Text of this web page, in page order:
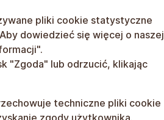
pliki cookie statystyczne
dowiedzieć się więcej o naszej
"Zgoda" lub odrzucić, klikając
techniczne pliki cookie
zgody użytkownika.